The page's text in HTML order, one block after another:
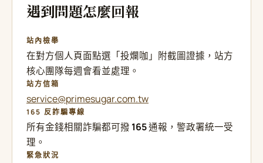
遇到問題怎麼回報
站內檢舉
在對方個人頁面點選「投爛咖」附截圖證據，站方
核心團隊每週會看並處理。
站方信箱
service@primesugar.com.tw
165 反詐騙專線
所有金錢相關詐騙都可撥 165通報，警政署統一受
理。
緊急狀況